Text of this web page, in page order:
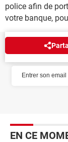
police afin de
votre banque,
EN CE